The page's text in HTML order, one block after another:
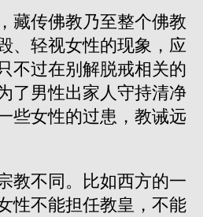
藏传佛教乃至整个佛教
、轻视女性的现象，应
不过在别解脱戒相关的
了男性出家人守持清净
些女性的过患，教诫远
教不同。比如西方的一
性不能担任教皇，不能